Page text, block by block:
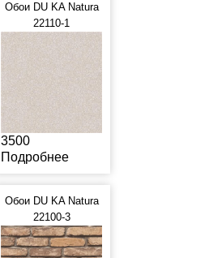
Обои DU KA Natura
22110-1
3500
Подробнее
Обои DU KA Natura
22100-3